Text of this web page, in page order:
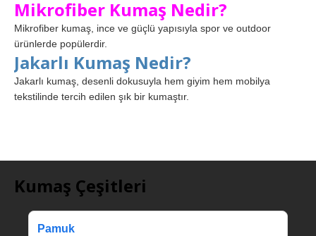
Mikrofiber Kumaş Nedir?
Mikrofiber kumaş, ince ve güçlü yapısıyla spor ve outdoor
ürünlerde popülerdir.
Jakarlı Kumaş Nedir?
Jakarlı kumaş, desenli dokusuyla hem giyim hem mobilya
tekstilinde tercih edilen şık bir kumaştır.
Kumaş Çeşitleri
Pamuk